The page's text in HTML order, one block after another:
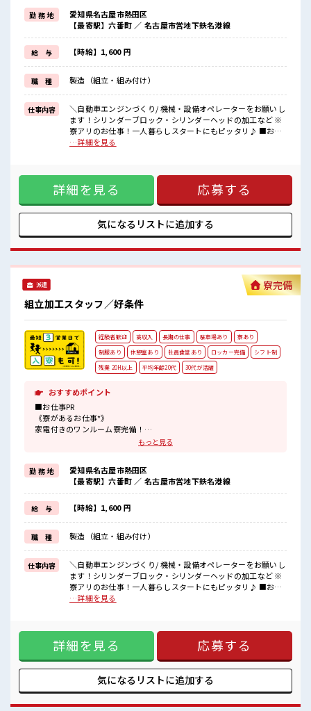
今までと違う場所で働いてみたい方や
一人暮らしをはじめてみたい方などにもオススメ！
赴任時の交通費の支給もあります◎
《マイカーでらくらく通勤*》
駐車場は無料で使えます！
車・バイク・自転車・電車通勤OK！
ご自身のライフスタイルに合わせた通勤方法を選べます！
《うれしい土日やすみ*》
前もって予定がたてやすい土日やすみ！
プライベートも充実しそう♪
■職場の雰囲気
20代・30代の方カツヤク中★
さらに食堂もあります！
コンビニは職場の目の前にあるのでらくちん♪
お昼ご飯に困らないですね♪
#ryo
勤 務 地
愛知県名古屋市熱田区
【最寄駅】六番町 ／ 名古屋市営地下鉄名港線
給 与 【時給】1,600 円
職 種 製造（組立・組み付け）
仕事内容
＼自動車エンジンづくり/ 機械・設備オペレーターをお願いし
ます！シリンダーブロック・シリンダーヘッドの加工など ※
寮アリのお仕事！一人暮らしスタートにもピッタリ♪ ■お仕
事PR 《寮があるお仕事*》 家電付きのワンルーム寮完備！ さ
はじめてみたい方などにもオススメ！ 赴任時の交通費の支給
もあります◎ 《マイカーでらくらく通勤*》 駐車場は無料で
使えます！ 車・バイク・自転車・電車通勤OK！ ご自身のラ
イフスタイルに合わせた通勤方法を選べます！ 《うれしい土
日やすみ*》 前もって予定がたてやすい土日やすみ！ プライ
ベートも充実しそう♪ ■職場の雰囲気 20代・30代の方カツヤ
シュできます◎ さらに食堂もあります！ コンビニは職場の目
の前にあるのでらくちん♪ お昼ご飯に困らないですね♪ #ryo
…詳細を見る
詳細を見る 応募する
気になるリストに追加する
派遣
組立加工スタッフ／好条件
寮完備
経験者歓迎 高収入 長期の仕事 駐車場あり
寮あり
制服あり
休憩室あり 社員食堂あり ロッカー完備
シフト制
残業 20H以上
平均年齢20代 30代が活躍
おすすめポイント
■お仕事PR
《寮があるお仕事*》
家電付きのワンルーム寮完備！
さらに寮費ほ補助3万円あり！
今までと違う場所で働いてみたい方や
一人暮らしをはじめてみたい方などにもオススメ！
赴任時の交通費の支給もあります◎
《通勤らくらく*》
駐車場は無料で使えます！
車・バイク・自転車・電車通勤OK！
ご自身のライフスタイルに合わせた通勤方法を選べます！
《経験をいかして働こう*》
ブランクのある方も大歓迎！
ここでさらにスキルUPしちゃいましょう★
■職場の雰囲気
20代・30代の方カツヤク中★
さらに食堂もあります！
コンビニは職場の目の前にあるのでらくちん♪
お昼ご飯に困らないですね♪
#ryo
もっと見る
勤 務 地
愛知県名古屋市熱田区
【最寄駅】六番町 ／ 名古屋市営地下鉄名港線
給 与 【時給】1,600 円
職 種 製造（組立・組み付け）
仕事内容
＼自動車エンジンづくり/ 機械・設備オペレーターをお願いし
ます！シリンダーブロック・シリンダーヘッドの加工など ※
寮アリのお仕事！一人暮らしスタートにもピッタリ♪ ■お仕
事PR 《寮があるお仕事*》 家電付きのワンルーム寮完備！ さ
はじめてみたい方などにもオススメ！ 赴任時の交通費の支給
もあります◎ 《通勤らくらく*》 駐車場は無料で使えます！
車・バイク・自転車・電車通勤OK！ ご自身のライフスタイル
に合わせた通勤方法を選べます！ 《経験をいかして働こう*》
ブランクのある方も大歓迎！ ここでさらにスキルUPしちゃい
ましょう★ ■職場の雰囲気 20代・30代の方カツヤク中★ 休
…詳細を見る
詳細を見る 応募する
気になるリストに追加する